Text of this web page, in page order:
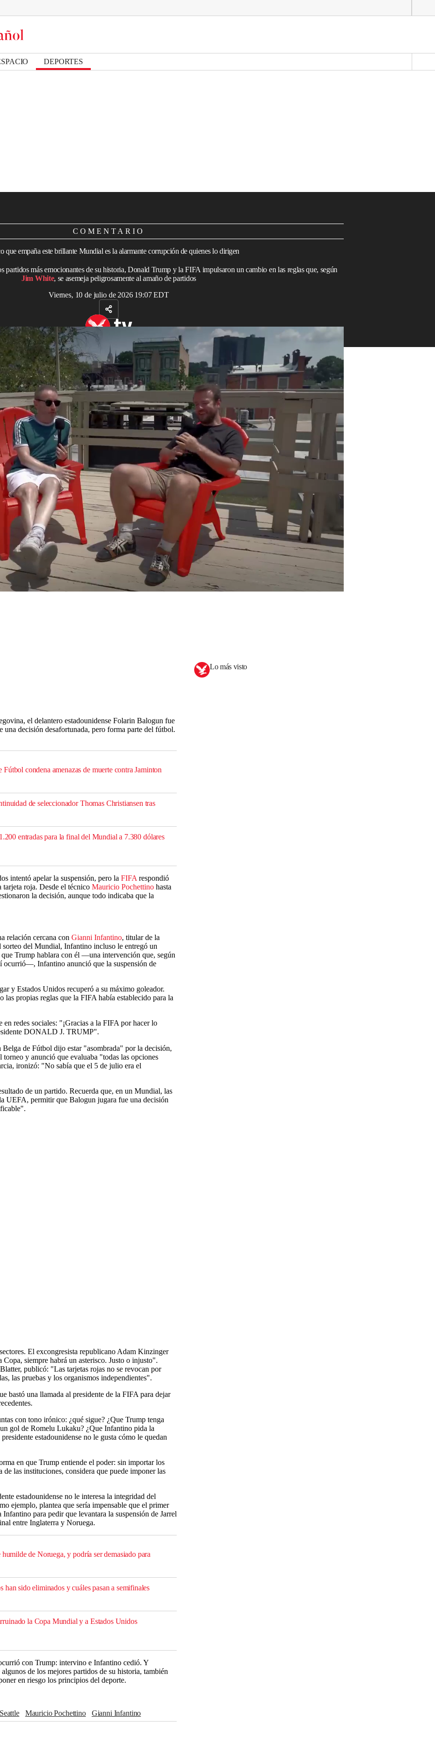
DEPORTES
COMENTARIO
que empaña este brillante Mundial es la alarmante corrupción de quienes lo dirigen
partidos más emocionantes de su historia, Donald Trump y la FIFA impulsaron un cambio en las reglas que, según
Jim White, se asemeja peligrosamente al amaño de partidos
Viernes, 10 de julio de 2026 19:07 EDT
| Episodio 5
todas las expectativas. Los pronósticos más pesimistas,
elevados, problemas para obtener visas y detenciones
por parte de las autoridades migratorias en
estadios llenos, fútbol de alto nivel y una gran
las dos primeras semanas transcurrieron sin la
enfrentar a Bélgica en los octavos de final enSeattle,
el delantero estadounidense Folarin Balogun fue
una decisión desafortunada, pero forma parte del fútbol.
condena amenazas de muerte contra Jaminton
de seleccionador Thomas Christiansen tras
entradas para la final del Mundial a 7.380 dólares
intentó apelar la suspensión, pero la FIFA respondió
roja. Desde el técnico Mauricio Pochettino hasta
la decisión, aunque todo indicaba que la
relación cercana con Gianni Infantino, titular de la
del Mundial, Infantino incluso le entregó un
Trump hablara con él —una intervención que, según
ocurrió—, Infantino anunció que la suspensión de
y Estados Unidos recuperó a su máximo goleador.
las propias reglas que la FIFA había establecido para la
redes sociales: "¡Gracias a la FIFA por hacer lo
DONALD J. TRUMP".
de Fútbol dijo estar "asombrada" por la decisión,
torneo y anunció que evaluaba "todas las opciones
ironizó: "No sabía que el 5 de julio era el
de un partido. Recuerda que, en un Mundial, las
UEFA, permitir que Balogun jugara fue una decisión
El excongresista republicano Adam Kinzinger
siempre habrá un asterisco. Justo o injusto".
publicó: "Las tarjetas rojas no se revocan por
las pruebas y los organismos independientes".
bastó una llamada al presidente de la FIFA para dejar
con tono irónico: ¿qué sigue? ¿Que Trump tenga
gol de Romelu Lukaku? ¿Que Infantino pida la
estadounidense no le gusta cómo le quedan
en que Trump entiende el poder: sin importar los
las instituciones, considera que puede imponer las
estadounidense no le interesa la integridad del
ejemplo, plantea que sería impensable que el primer
Infantino para pedir que levantara la suspensión de Jarrel
entre Inglaterra y Noruega.
de Noruega, y podría ser demasiado para
han sido eliminados y cuáles pasan a semifinales
la Copa Mundial y a Estados Unidos
con Trump: intervino e Infantino cedió. Y
de los mejores partidos de su historia, también
en riesgo los principios del deporte.
Seattle Mauricio Pochettino
Gianni Infantino
Lo más visto